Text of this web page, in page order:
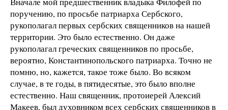
поручению, по просьбе патриарха Сербского,
рукополагал первых сербских священников на нашей
территории. Это было естественно. Он даже
рукополагал греческих священников по просьбе,
вероятно, Константинопольского патриарха. Точно не
помню, но, кажется, такое тоже было. Во всяком
случае, в те годы, в пятидесятые, это было вполне
естественно. Наш священник, протоиерей Алексий
Макеев, был духовником всех сербских священников в